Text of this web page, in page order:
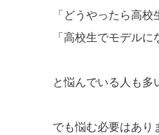
「どうやったら高校
「高校生でモデル
と悩んでいる人も多
でも悩む必要はあり